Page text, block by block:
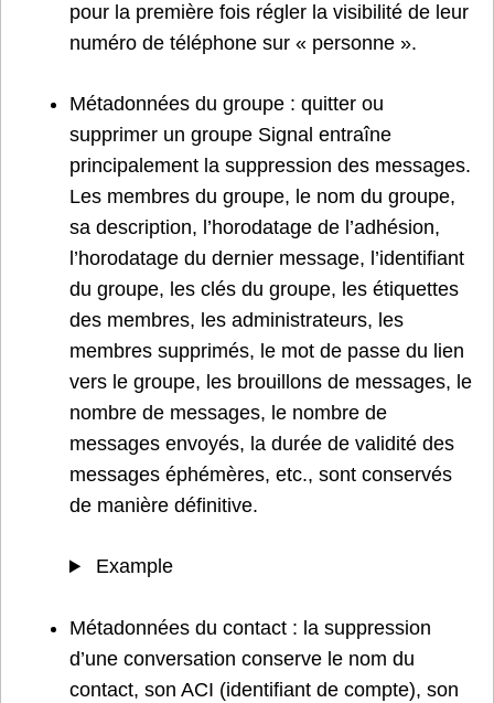
pour la première fois régler la visibilité de leur
numéro de téléphone sur « personne ».
Métadonnées du groupe : quitter ou
supprimer un groupe Signal entraîne
principalement la suppression des messages.
Les membres du groupe, le nom du groupe,
sa description, l’horodatage de l’adhésion,
l’horodatage du dernier message, l’identifiant
du groupe, les clés du groupe, les étiquettes
des membres, les administrateurs, les
membres supprimés, le mot de passe du lien
vers le groupe, les brouillons de messages, le
nombre de messages, le nombre de
messages envoyés, la durée de validité des
messages éphémères, etc., sont conservés
de manière définitive.
Example
Métadonnées du contact : la suppression
d’une conversation conserve le nom du
contact, son ACI (identifiant de compte), son